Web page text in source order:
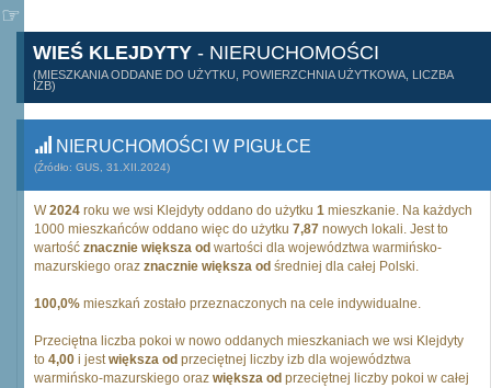
WIEŚ KLEJDYTY - NIERUCHOMOŚCI
(MIESZKANIA ODDANE DO UŻYTKU, POWIERZCHNIA UŻYTKOWA, LICZBA
IZB)
NIERUCHOMOŚCI W PIGUŁCE
(Źródło: GUS, 31.XII.2024)
W2024 roku we wsi Klejdyty oddano do użytku 1 mieszkanie. Na każdych
1000 mieszkańców oddano więc do użytku 7,87 nowych lokali. Jest to
wartość znacznie większa od wartości dla województwa warmińsko-
mazurskiego oraz znacznie większa od średniej dla całej Polski.
100,0% mieszkań zostało przeznaczonych na cele indywidualne.
Przeciętna liczba pokoi w nowo oddanych mieszkaniach we wsi Klejdyty
to 4,00 i jestwiększa od przeciętnej liczby izb dla województwa
warmińsko-mazurskiego oraz większa od przeciętnej liczby pokoi w całej